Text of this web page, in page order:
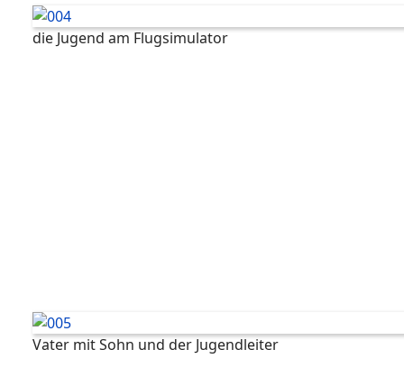
die Jugend am Flugsimulator
Vater mit Sohn und der Jugendleiter